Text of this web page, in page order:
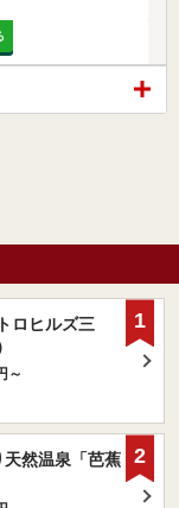
ロヒルズ三
～
1
然温泉「芭蕉
2